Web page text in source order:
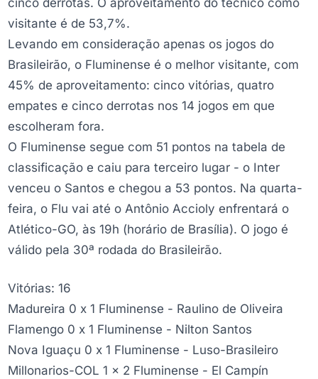
cinco derrotas. O aproveitamento do técnico como
visitante é de 53,7%.
Levando em consideração apenas os jogos do
Brasileirão, o Fluminense é o melhor visitante, com
45% de aproveitamento: cinco vitórias, quatro
empates e cinco derrotas nos 14 jogos em que
escolheram fora.
O Fluminense segue com 51 pontos na tabela de
classificação e caiu para terceiro lugar - o Inter
venceu o Santos e chegou a 53 pontos. Na quarta-
feira, o Flu vai até o Antônio Accioly enfrentará o
Atlético-GO, às 19h (horário de Brasília). O jogo é
válido pela 30ª rodada do Brasileirão.
Vitórias: 16
Madureira 0 x 1 Fluminense - Raulino de Oliveira
Flamengo 0 x 1 Fluminense - Nilton Santos
Nova Iguaçu 0 x 1 Fluminense - Luso-Brasileiro
Millonarios-COL 1 x 2 Fluminense - El Campín